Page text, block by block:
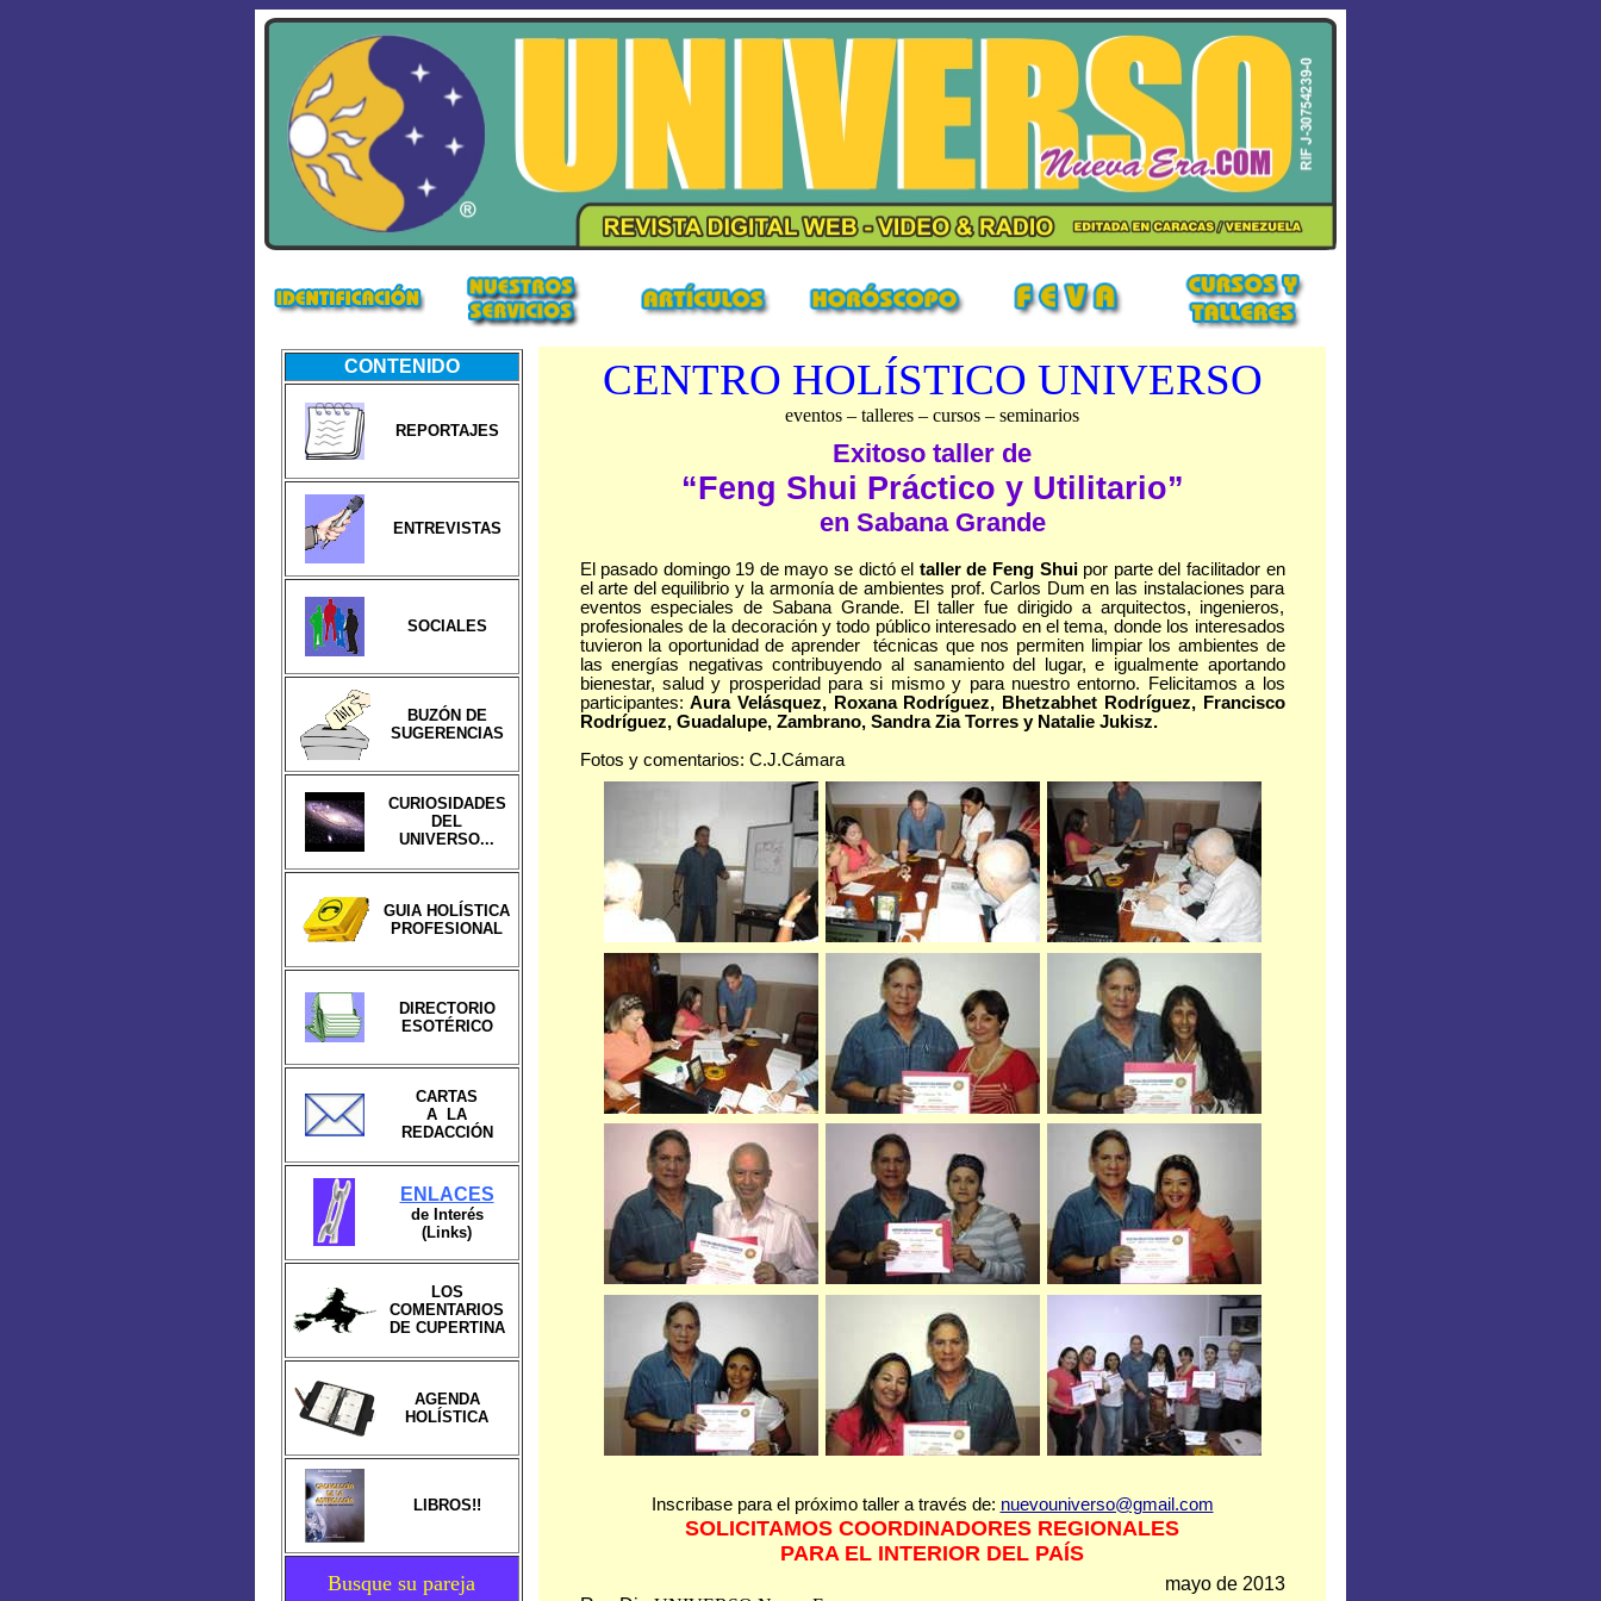
CONTENIDO
REPORTAJES
ENTREVISTAS
SOCIALES
BUZÓN DE
SUGERENCIAS
CURIOSIDADES
DEL
UNIVERSO...
GUIA HOLÍSTICA
PROFESIONAL
DIRECTORIO
ESOTÉRICO
CARTAS
A LA
REDACCIÓN
ENLACES
de Interés
(Links)
LOS
COMENTARIOS
DE CUPERTINA
AGENDA
HOLÍSTICA
LIBROS!!
Busque su pareja
CENTRO HOLÍSTICO UNIVERSO
eventos – talleres – cursos – seminarios
Exitoso taller de
“Feng Shui Práctico y Utilitario”
en Sabana Grande
El pasado domingo 19 de mayo se dictó el taller de Feng Shuipor parte del facilitador en
el arte del equilibrio y la armonía de ambientes prof. Carlos Dum en las instalaciones para
eventos especiales de Sabana Grande. El taller fue dirigido a arquitectos, ingenieros,
profesionales de la decoración y todo público interesado en el tema, donde los interesados
tuvieron la oportunidad de aprender técnicas que nos permiten limpiar los ambientes de
las energías negativas contribuyendo al sanamiento del lugar, e igualmente aportando
bienestar, salud y prosperidad para si mismo y para nuestro entorno. Felicitamos a los
participantes:Aura Velásquez, Roxana Rodríguez, Bhetzabhet Rodríguez, Francisco
Rodríguez, Guadalupe, Zambrano, Sandra Zia Torres y Natalie Jukisz.
Fotos y comentarios: C.J.Cámara
Inscribase para el próximo taller a través de: nuevouniverso@gmail.com
SOLICITAMOS COORDINADORES REGIONALES
PARA EL INTERIOR DEL PAÍS
mayo de 2013